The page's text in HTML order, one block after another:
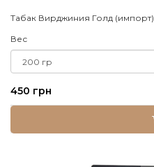
Табак Вирджиния Голд (импорт)
Вес
450 грн